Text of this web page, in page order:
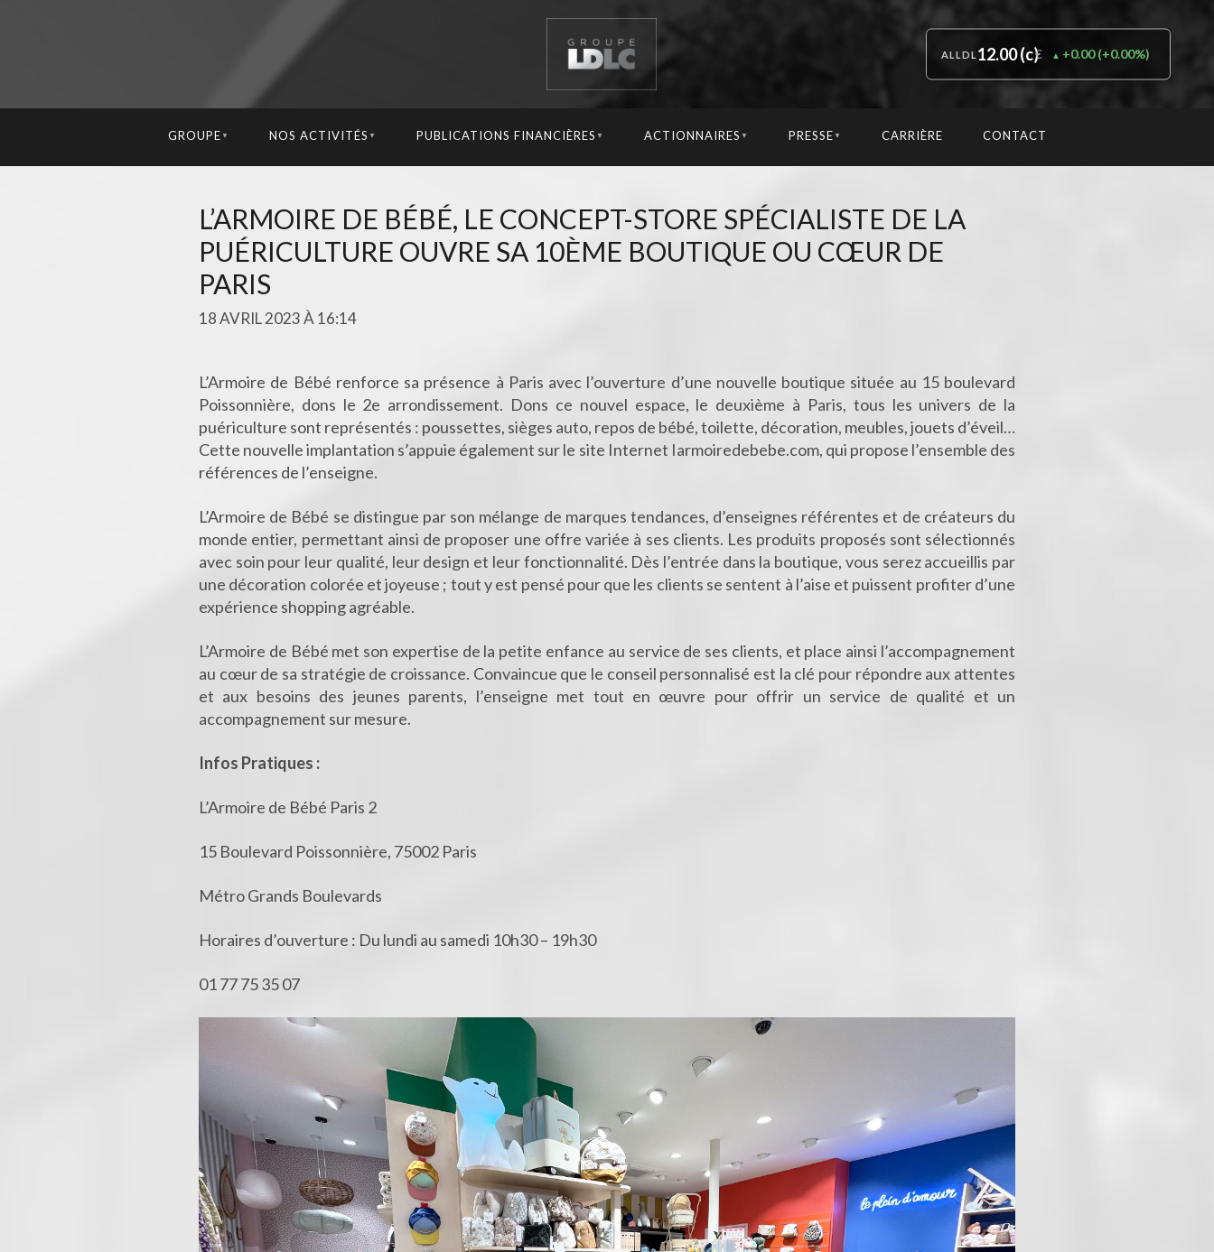
ALLDL 12.00 (c)€ +0.00(+0.00%)
GROUPE ▼ NOS ACTIVITÉS ▼ PUBLICATIONS FINANCIÈRES ▼ ACTIONNAIRES ▼ PRESSE ▼ CARRIÈRE CONTACT
L’ARMOIRE DE BÉBÉ, LE CONCEPT-STORE SPÉCIALISTE DE LA
PUÉRICULTURE OUVRE SA 10ÈME BOUTIQUE OU CŒUR DE
PARIS
18 AVRIL 2023 À 16:14
L’Armoire de Bébé renforce sa présence à Paris avec l’ouverture d’une nouvelle boutique située au 15 boulevard
Poissonnière, dons le 2e arrondissement. Dons ce nouvel espace, le deuxième à Paris, tous les univers de la
puériculture sont représentés : poussettes, sièges auto, repos de bébé, toilette, décoration, meubles, jouets d’éveil…
Cette nouvelle implantation s’appuie également sur le site Internet Iarmoiredebebe.com, qui propose l’ensemble des
références de l’enseigne.
L’Armoire de Bébé se distingue par son mélange de marques tendances, d’enseignes référentes et de créateurs du
monde entier, permettant ainsi de proposer une offre variée à ses clients. Les produits proposés sont sélectionnés
avec soin pour leur qualité, leur design et leur fonctionnalité. Dès l’entrée dans la boutique, vous serez accueillis par
une décoration colorée et joyeuse ; tout y est pensé pour que les clients se sentent à l’aise et puissent profiter d’une
expérience shopping agréable.
L’Armoire de Bébé met son expertise de la petite enfance au service de ses clients, et place ainsi l’accompagnement
au cœur de sa stratégie de croissance. Convaincue que le conseil personnalisé est la clé pour répondre aux attentes
et aux besoins des jeunes parents, l’enseigne met tout en œuvre pour offrir un service de qualité et un
accompagnement sur mesure.
Infos Pratiques :
L’Armoire de Bébé Paris 2
15 Boulevard Poissonnière, 75002 Paris
Métro Grands Boulevards
Horaires d’ouverture : Du lundi au samedi 10h30 – 19h30
01 77 75 35 07